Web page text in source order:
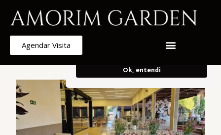
Armazenamos cookies para melhorar e
navegação.
Ao continuar, concorda
Ok, entendi
Agendar Visita